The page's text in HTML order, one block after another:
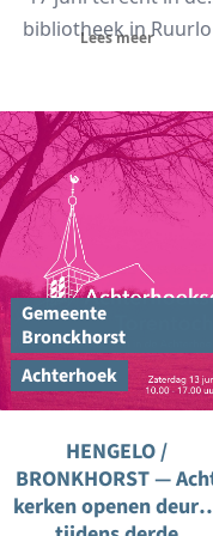
bibliotheek in Ruurlo
van...
Lees meer
Gemeente
Bronckhorst
Achterhoek
HENGELO /
BRONKHORST —
kerken openen